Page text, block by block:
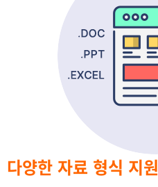
다양한 자료 형식 지원